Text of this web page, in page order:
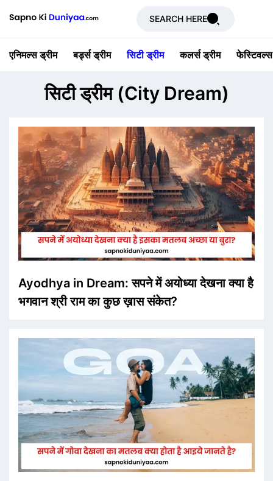
SEARCH HERE
एनिमल्स ड्रीम बर्ड्स ड्रीम सिटी ड्रीम कलर्स ड्रीम फेस्टिवल्स
सिटी ड्रीम (City Dream)
Ayodhya in Dream: सपने में अयोध्या देखना क्या है
भगवान श्री राम का कुछ ख़ास संकेत?